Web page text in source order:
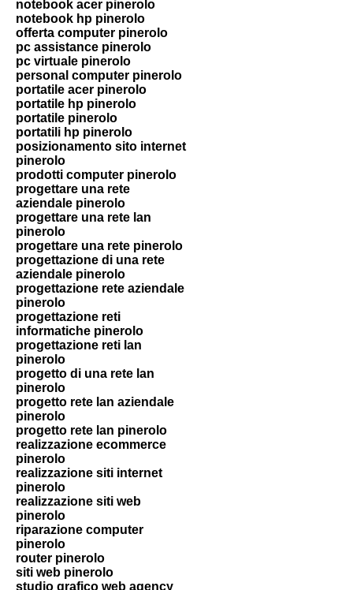
notebook acer pinerolo
notebook hp pinerolo
offerta computer pinerolo
pc assistance pinerolo
pc virtuale pinerolo
personal computer pinerolo
portatile acer pinerolo
portatile hp pinerolo
portatile pinerolo
portatili hp pinerolo
posizionamento sito internet
pinerolo
prodotti computer pinerolo
progettare una rete
aziendale pinerolo
progettare una rete lan
pinerolo
progettare una rete pinerolo
progettazione di una rete
aziendale pinerolo
progettazione rete aziendale
pinerolo
progettazione reti
informatiche pinerolo
progettazione reti lan
pinerolo
progetto di una rete lan
pinerolo
progetto rete lan aziendale
pinerolo
progetto rete lan pinerolo
realizzazione ecommerce
pinerolo
realizzazione siti internet
pinerolo
realizzazione siti web
pinerolo
riparazione computer
pinerolo
router pinerolo
siti web pinerolo
studio grafico web agency